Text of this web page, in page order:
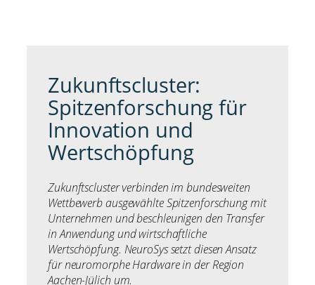
Zukunftscluster:
Spitzenforschung für
Innovation und
Wertschöpfung
Zukunftscluster verbinden im bundesweiten
Wettbewerb ausgewählte Spitzenforschung mit
Unternehmen und beschleunigen den Transfer
in Anwendung und wirtschaftliche
Wertschöpfung. NeuroSys setzt diesen Ansatz
für neuromorphe Hardware in der Region
Aachen-Jülich um.